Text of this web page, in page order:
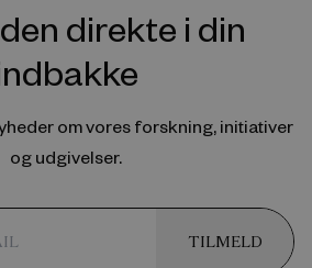
direkte i din
om vores forskning, initiativer
og udgivelser.
TILMELD